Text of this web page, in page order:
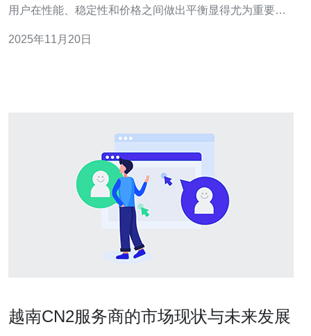
用户在性能、稳定性和价格之间做出平衡显得尤为重要。
助用户找到最佳和最便宜的解决方案。 什么是VPS？ 虚拟
2025年11月20日
越南CN2服务商的市场现状与未来发展